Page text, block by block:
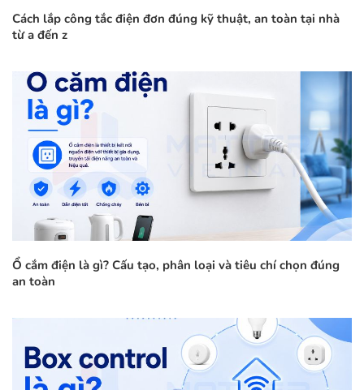
Cách lắp công tắc điện đơn đúng kỹ thuật, an toàn tại nhà
từ a đến z
Ổ cắm điện là gì? Cấu tạo, phân loại và tiêu chí chọn đúng
an toàn